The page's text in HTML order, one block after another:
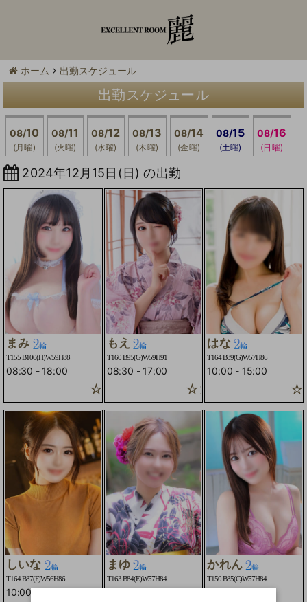
ホーム 出勤スケジュール
出勤スケジュール
08/10
(月曜)
08/11
(火曜)
08/12
(水曜)
08/13
(木曜)
08/14
(金曜)
08/15
(土曜)
08/16
(日曜)
2024年12月15日(日) の出勤
まみ
T155 B100(H)W59H88
08:30 - 18:00
☆2輪車コースOK☆
もえ
T160 B95(G)W59H91
08:30 - 17:00
☆2輪車コースOK☆
はな
T164 B89(G)W57H86
10:00 - 15:00
☆2
しいな
T164 B87(F)W56H86
10:00
まゆ
T163 B84(E)W57H84
かれん
T150 B85(C)W57H84